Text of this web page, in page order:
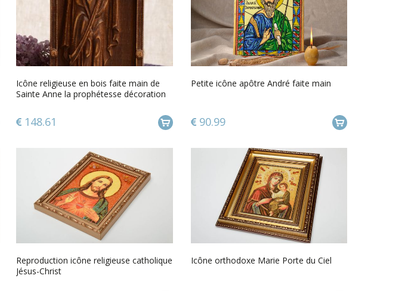
Icône religieuse en bois faite main de
Sainte Anne la prophétesse décoration
148.61
Petite icône apôtre André faite main
90.99
Reproduction icône religieuse catholique
Jésus-Christ
Icône orthodoxe Marie Porte du Ciel